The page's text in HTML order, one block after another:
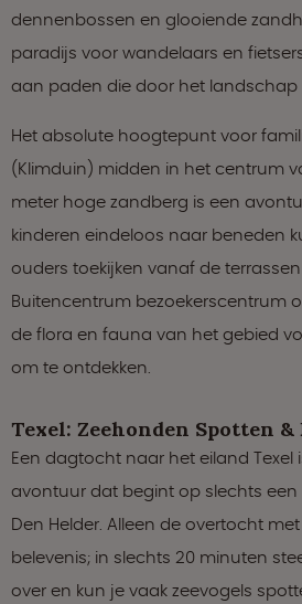
dennenbossen en glooiende
paradijs voor wandelaars en
aan paden die door het landschap
Het absolute hoogtepunt voor
(Klimduin) midden in het centrum
meter hoge zandberg is een
kinderen eindeloos naar beneden
ouders toekijken vanaf de
Buitencentrum bezoekerscentrum
de flora en fauna van het gebied
om te ontdekken.
Texel: Zeehonden Spotten
Een dagtocht naar het eiland Texel
avontuur dat begint op slechts een
Den Helder. Alleen de overtocht
belevenis; in slechts 20 minuten
over en kun je vaak zeevogels